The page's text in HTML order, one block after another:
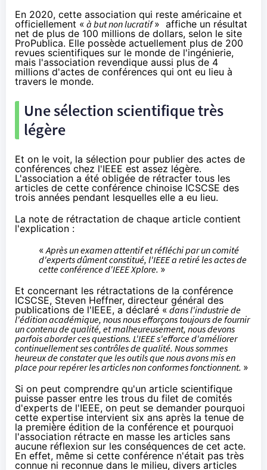
En 2020, cette association qui reste américaine et
officiellement « à but non lucratif» affiche un résultat
net de plus de 100 millions de dollars, selon le site
ProPublica. Elle possède actuellement plus de 200
revues scientifiques sur le monde de l'ingénierie,
mais l'association revendique aussi plus de 4
millions d'actes de conférences qui ont eu lieu à
travers le monde.
Une sélection scientifique très
légère
Et on le voit, la sélection pour publier des actes de
conférences chez l'IEEE est assez légère.
L'association a été obligée de rétracter tous les
articles de cette conférence chinoise ICSCSE des
trois années pendant lesquelles elle a eu lieu.
La note de rétractation de chaque article contient
l'explication :
«Après un examen attentif et réfléchi par un comité
d'experts dûment constitué, l'IEEE a retiré les actes de
cette conférence d'IEEE Xplore. »
Et concernant les rétractations de la conférence
ICSCSE, Steven Heffner, directeur général des
publications de l'IEEE, a déclaré « dans l'industrie de
l'édition académique, nous nous efforçons toujours de fournir
un contenu de qualité, et malheureusement, nous devons
parfois aborder ces questions. L'IEEE s'efforce d'améliorer
continuellement ses contrôles de qualité. Nous sommes
heureux de constater que les outils que nous avons mis en
place pour repérer les articles non conformes fonctionnent. »
Si on peut comprendre qu'un article scientifique
puisse passer entre les trous du filet de comités
d'experts de l'IEEE, on peut se demander pourquoi
cette expertise intervient six ans après la tenue de
la première édition de la conférence et pourquoi
l'association rétracte en masse les articles sans
aucune réflexion sur les conséquences de cet acte.
En effet, même si cette conférence n'était pas très
connue ni reconnue dans le milieu, divers articles